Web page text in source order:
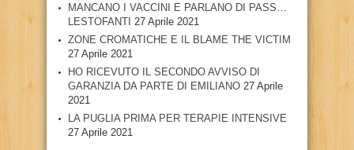
MANCANO I VACCINI E PARLANO DI PASS…
LESTOFANTI 27 Aprile 2021
ZONE CROMATICHE E IL BLAME THE VICTIM
27 Aprile 2021
HO RICEVUTO IL SECONDO AVVISO DI
GARANZIA DA PARTE DI EMILIANO 27 Aprile
2021
LA PUGLIA PRIMA PER TERAPIE INTENSIVE
27 Aprile 2021